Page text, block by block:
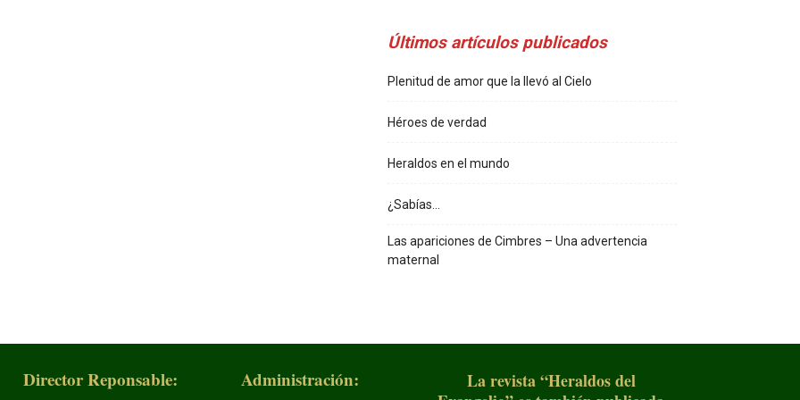
Últimos artículos publicados
Plenitud de amor que la llevó al Cielo
Héroes de verdad
Heraldos en el mundo
¿Sabías…
Las apariciones de Cimbres – Una advertencia
maternal
Director Reponsable: Administración:
La revista “Heraldos del